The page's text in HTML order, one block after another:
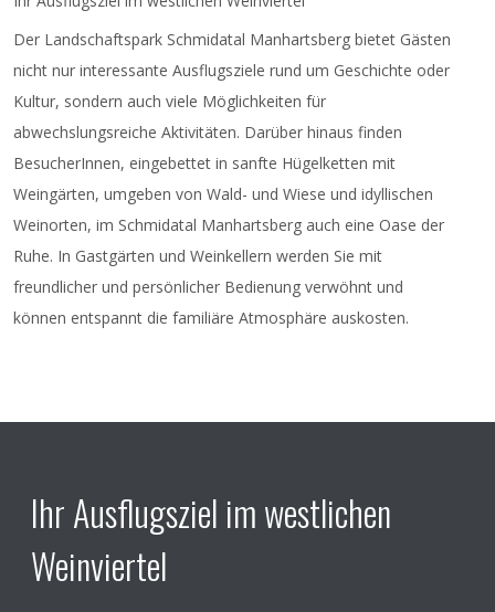
Weitere Infos unter www.konzerthaus-weinviertel.at
Der Landschaftspark Schmidatal Manhartsberg bietet Gästen
nicht nur interessante Ausflugsziele rund um Geschichte oder
Kultur, sondern auch viele Möglichkeiten für
abwechslungsreiche Aktivitäten. Darüber hinaus finden
BesucherInnen, eingebettet in sanfte Hügelketten mit
Weingärten, umgeben von Wald- und Wiese und idyllischen
Weinorten, im Schmidatal Manhartsberg auch eine Oase der
Ruhe. In Gastgärten und Weinkellern werden Sie mit
freundlicher und persönlicher Bedienung verwöhnt und
können entspannt die familiäre Atmosphäre auskosten.
Ihr Ausflugsziel im westlichen
Weinviertel